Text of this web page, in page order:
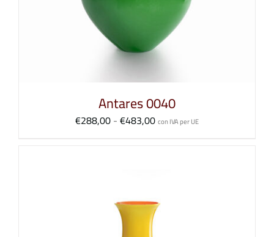
Antares 0040
€288,00-€483,00Fascia
a
con IVA per UE